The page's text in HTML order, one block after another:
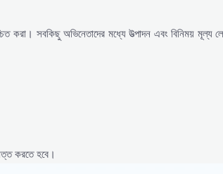
করা। সবকিছু অভিনেতাদের মধ্যে উত্পাদন এবং বিনিময় মূল্য
করতে হবে।